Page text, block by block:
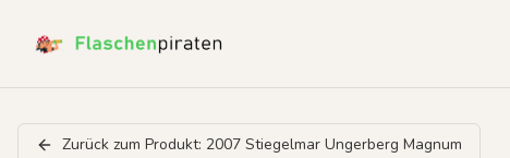
Zurück zum Produkt: 2007 Stiegelmar Ungerberg Magnum